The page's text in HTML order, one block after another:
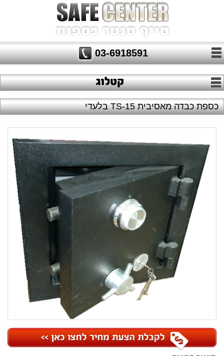
03-6918591
כספת כבדה מאסיבית TS-15 בלעדי